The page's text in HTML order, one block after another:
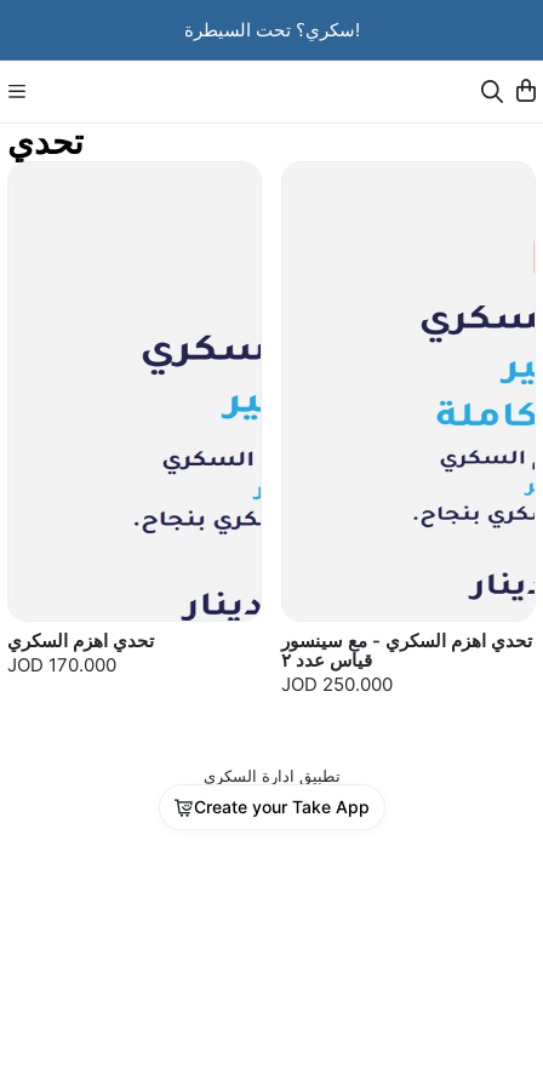
سكري؟ تحت السيطرة!
تحدي
تحدي اهزم السكري
JOD 170.000
تحدي اهزم السكري - مع سينسور
قياس عدد ٢
JOD 250.000
تطبيق ادارة السكري
Create your Take App